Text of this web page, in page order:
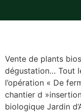
Vente de plants
dégustation… Tout
l’opération « De
chantier d
biologique Jardin